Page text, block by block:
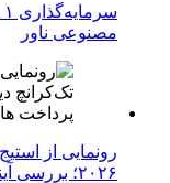
مصنوعی ناور
۲۰۲۶؛ بررسی آینده فین‌تک، پرداخت‌ ها و هوش مصنوعی